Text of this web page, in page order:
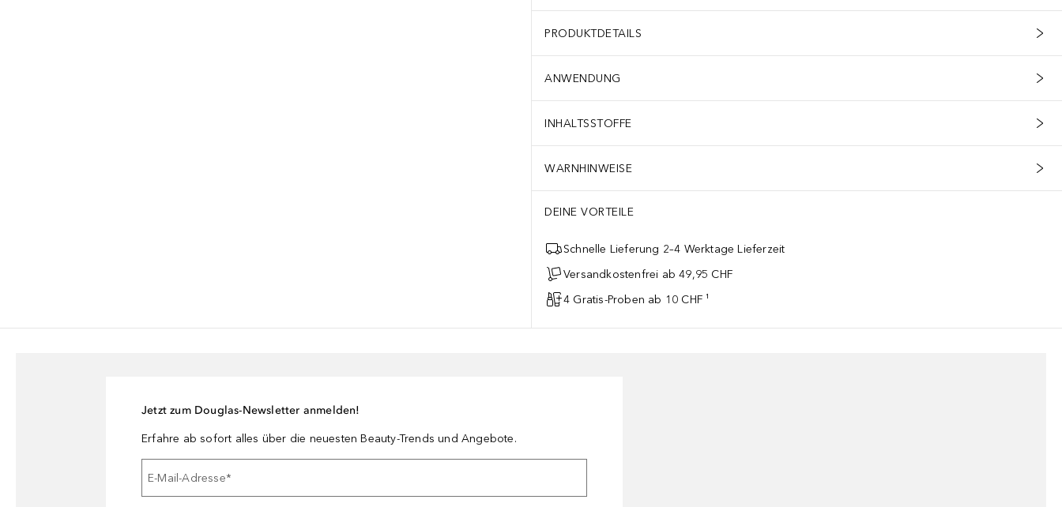
PRODUKTDETAILS
ANWENDUNG
INHALTSSTOFFE
WARNHINWEISE
DEINE VORTEILE
Schnelle Lieferung 2–4 Werktage Lieferzeit
Versandkostenfrei ab 49,95 CHF
4 Gratis-Proben ab 10 CHF ¹
Jetzt zum Douglas-Newsletter anmelden!
Erfahre ab sofort alles über die neuesten Beauty-Trends und Angebote.
E-Mail-Adresse*